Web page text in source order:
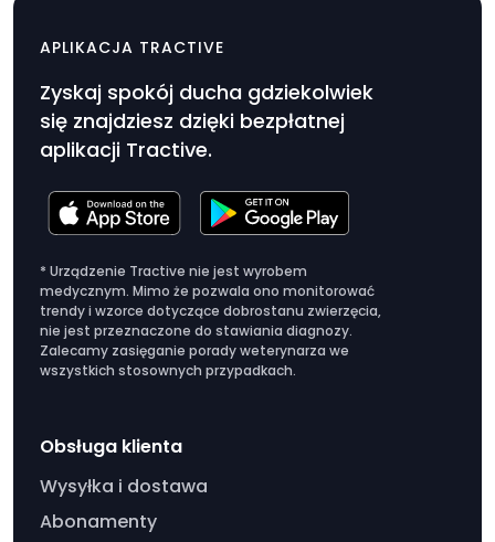
Cena
produktu
$9.99
APLIKACJA TRACTIVE
Zyskaj spokój ducha gdziekolwiek
się znajdziesz dzięki bezpłatnej
aplikacji Tractive.
* Urządzenie Tractive nie jest wyrobem
medycznym. Mimo że pozwala ono monitorować
trendy i wzorce dotyczące dobrostanu zwierzęcia,
nie jest przeznaczone do stawiania diagnozy.
Zalecamy zasięganie porady weterynarza we
wszystkich stosownych przypadkach.
Obsługa klienta
Wysyłka i dostawa
Abonamenty